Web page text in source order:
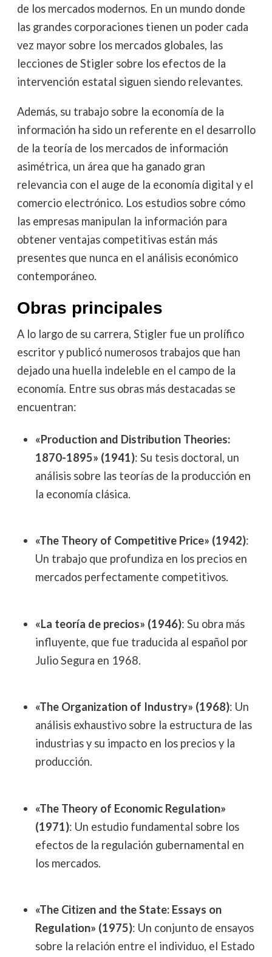
de los mercados modernos. En un mundo donde
las grandes corporaciones tienen un poder cada
vez mayor sobre los mercados globales, las
lecciones de Stigler sobre los efectos de la
intervención estatal siguen siendo relevantes.
Además, su trabajo sobre la economía de la
información ha sido un referente en el desarrollo
de la teoría de los mercados de información
asimétrica, un área que ha ganado gran
relevancia con el auge de la economía digital y el
comercio electrónico. Los estudios sobre cómo
las empresas manipulan la información para
obtener ventajas competitivas están más
presentes que nunca en el análisis económico
contemporáneo.
Obras principales
A lo largo de su carrera, Stigler fue un prolífico
escritor y publicó numerosos trabajos que han
dejado una huella indeleble en el campo de la
economía. Entre sus obras más destacadas se
encuentran:
«Production and Distribution Theories:
1870-1895» (1941): Su tesis doctoral, un
análisis sobre las teorías de la producción en
la economía clásica.
«The Theory of Competitive Price» (1942):
Un trabajo que profundiza en los precios en
mercados perfectamente competitivos.
«La teoría de precios» (1946): Su obra más
influyente, que fue traducida al español por
Julio Segura en 1968.
«The Organization of Industry» (1968): Un
análisis exhaustivo sobre la estructura de las
industrias y su impacto en los precios y la
producción.
«The Theory of Economic Regulation»
(1971): Un estudio fundamental sobre los
efectos de la regulación gubernamental en
los mercados.
«The Citizen and the State: Essays on
Regulation» (1975): Un conjunto de ensayos
sobre la relación entre el individuo, el Estado